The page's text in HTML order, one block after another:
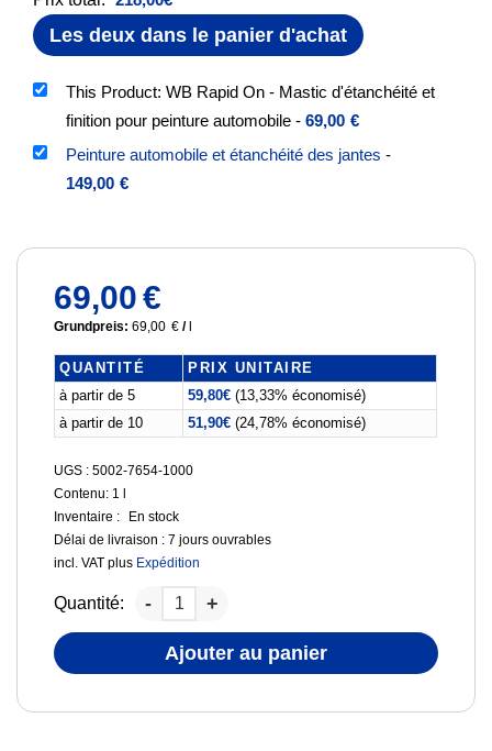
Les deux dans le panier d'achat
This Product: WB Rapid On - Mastic d'étanchéité et
finition pour peinture automobile - 69,00 €
Peinture automobile et étanchéité des jantes -
149,00 €
69,00€
Grundpreis:69,00 € /
QUANTITÉ
PRIX UNITAIRE
à partir de 5
59,80€ (13,33% économisé)
à partir de 10
51,90€ (24,78% économisé)
UGS : 5002-7654-1000
Contenu: 1
Inventaire :
En stock
Délai de livraison :7 jours ouvrables
incl. VAT plus Expédition
Quantité:
Ajouter au panier